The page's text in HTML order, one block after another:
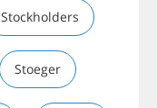
Stockholders
Stoeger